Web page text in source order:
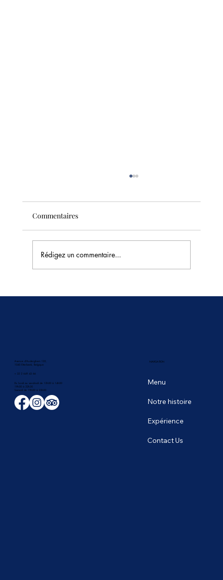
Commentaires
Rédigez un commentaire...
Avenue d'Auderghem 135,
1040 Etterbeek, Belgique
+ 32 2 649 43 66
Du lundi au vendredi de 12h00 à 14h00
19h00 à 22h30
​Samedi de 19h00 à 23h00
Menu
Notre histoire
Expérience
Contact Us
NAVIGATION